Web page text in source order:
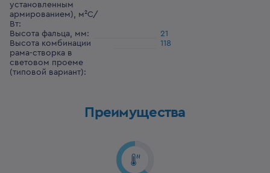
установленным
армированием), м²С/
Вт:
Высота фальца, мм:
21
Высота комбинации
рама-створка в
световом проеме
(типовой вариант):
118
Преимущества